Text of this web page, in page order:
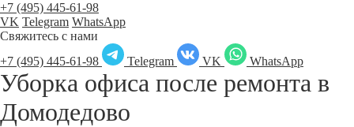
+7 (495) 445-61-98
VK Telegram WhatsApp
Свяжитесь с нами
+7 (495) 445-61-98
Telegram VK WhatsApp
Уборка офиса после ремонта в
Домодедово